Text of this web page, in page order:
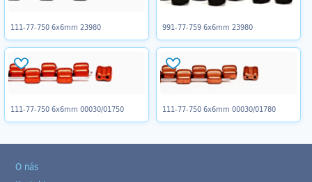
111-77-750 6x6mm 23980 991-77-759 6x6mm 23980
111-77-750 6x6mm 00030/01750 111-77-750 6x6mm 00030/01780
O nás